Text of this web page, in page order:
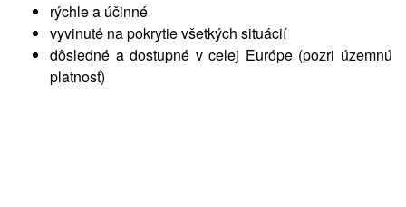
rýchle a účinné
vyvinuté na pokrytie všetkých situácií
dôsledné a dostupné v celej Európe (pozri územnú
platnosť)